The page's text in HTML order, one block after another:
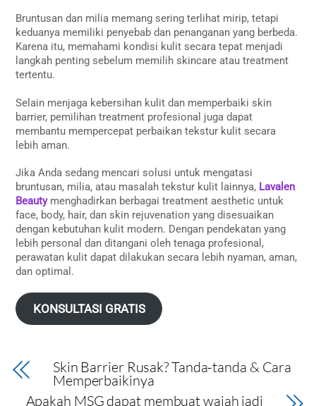
Bruntusan dan milia memang sering terlihat mirip, tetapi
keduanya memiliki penyebab dan penanganan yang berbeda.
Karena itu, memahami kondisi kulit secara tepat menjadi
langkah penting sebelum memilih skincare atau treatment
tertentu.
Selain menjaga kebersihan kulit dan memperbaiki skin
barrier, pemilihan treatment profesional juga dapat
membantu mempercepat perbaikan tekstur kulit secara
lebih aman.
Jika Anda sedang mencari solusi untuk mengatasi
bruntusan, milia, atau masalah tekstur kulit lainnya, Lavalen
Beautymenghadirkan berbagai treatment aesthetic untuk
face, body, hair, dan skin rejuvenation yang disesuaikan
dengan kebutuhan kulit modern. Dengan pendekatan yang
lebih personal dan ditangani oleh tenaga profesional,
perawatan kulit dapat dilakukan secara lebih nyaman, aman,
dan optimal.
KONSULTASI GRATIS
Skin Barrier Rusak? Tanda-tanda & Cara
Memperbaikinya
Apakah MSG dapat membuat wajah jadi